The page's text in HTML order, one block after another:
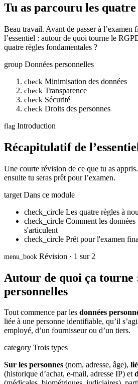
Tu as parcouru les
Beau travail. Avant de passer à l’examen
l’essentiel : autour de quoi tourne le
quatre règles fondamentales ?
group Données personnelles
check Minimisation des données
check Transparence
check Sécurité
check Droits des personnes
flag Introduction
Récapitulatif de
Une courte révision de ce que tu as
ensuite tu seras prêt pour l’examen.
target Dans ce module
check_circle Les quatre règles à
check_circle Comment les données
s'articulent
check_circle Prêt pour l'examen
menu_book Révision · 1 sur 2
Autour de quoi ça tourne
personnelles
Tout commence par les données
liée à une personne identifiable, qu’il
employé, d’un fournisseur ou d’un tiers.
category Trois types
Sur les personnes (nom, adresse, âge),
(historique d’achat, e-mail, adresse IP) et